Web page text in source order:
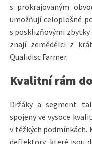
s prokrajovaným
umožňují celoplošné
s posklizňovými zbytky
znají zemědělci z
Qualidisc Farmer.
Kvalitní rám
Držáky a segment
spojeny ve vysoce
v těžkých podmínkách.
deflektory, které jsou